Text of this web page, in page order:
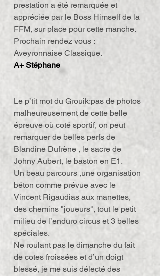
prestation a été remarquée et
appréciée par le Boss Himself de la
FFM, sur place pour cette manche.
Prochain rendez vous :
Aveyronnaise Classique.
A+ Stéphane
Le p’tit mot du Grouik:pas de photos
malheureusement de cette belle
épreuve où coté sportif, on peut
remarquer de belles perfs de
Blandine Dufrène , le sacre de
Johny Aubert, le baston en E1.
Un beau parcours ,une organisation
béton comme prévue avec le
Vincent Rigaudias aux manettes,
des chemins "joueurs", tout le petit
milieu de l’enduro circus et 3 belles
spéciales.
Ne roulant pas le dimanche du fait
de cotes froissées et d’un doigt
blessé, je me suis délecté des